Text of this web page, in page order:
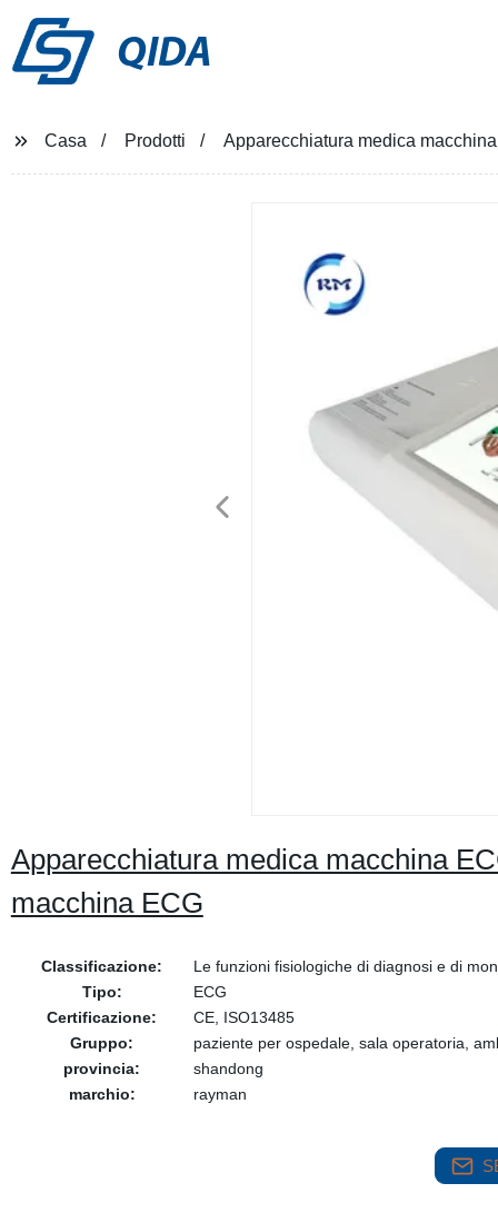
QIDA
Casa Prodotti Apparecchiatura medica
Apparecchiatura medica macchina
macchina ECG
Classificazione:
Le funzioni fisiologiche di diagnosi e di
Tipo:
ECG
Certificazione:
CE, ISO13485
Gruppo:
paziente per ospedale, sala operatoria,
provincia:
shandong
marchio:
rayman